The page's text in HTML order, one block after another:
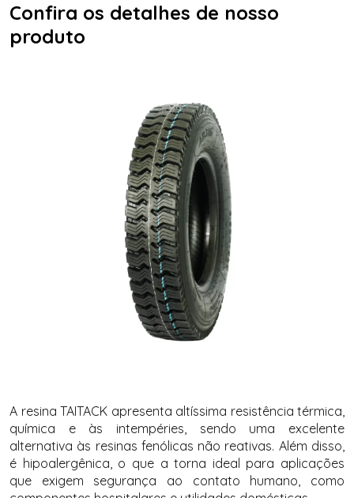
Confira os detalhes de nosso
produto
A resina TAITACK apresenta altíssima resistência térmica,
química e às intempéries, sendo uma excelente
alternativa às resinas fenólicas não reativas. Além disso,
é hipoalergênica, o que a torna ideal para aplicações
que exigem segurança ao contato humano, como